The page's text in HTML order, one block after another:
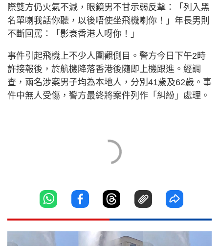
際雙方仍火氣不減，眼鏡男不甘示弱反擊：「列入黑
名單喇我話你聽，以後唔使坐飛機喇你！」年長男則
不斷回罵：「影衰香港人呀你！」
事件引起飛機上不少人圍觀側目。警方今日下午2時
許接報後，於航機降落香港後隨即上機跟進。經調
查，兩名涉案男子均為本地人，分別41歲及62歲。事
件中無人受傷，警方最終將案件列作「糾紛」處理。